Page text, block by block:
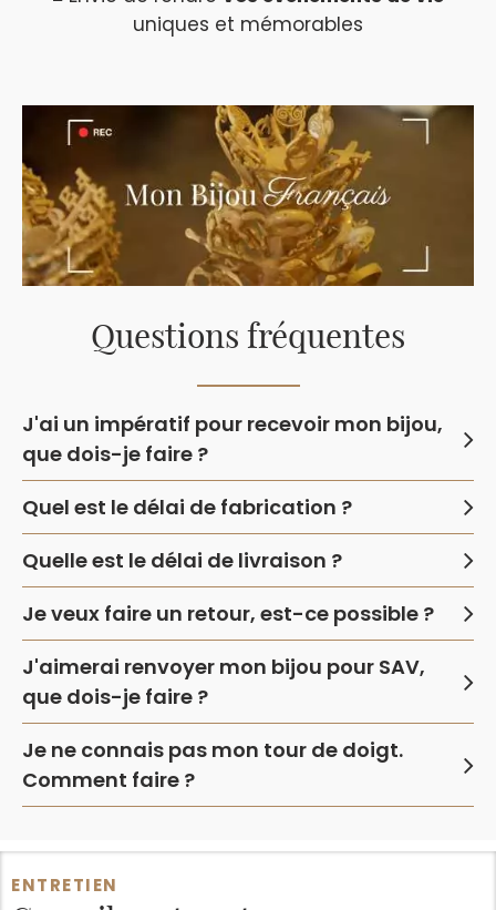
Questions fréquentes
J'ai un impératif pour recevoir mon bijou,
que dois-je faire ?
Quel est le délai de fabrication ?
Quelle est le délai de livraison ?
Je veux faire un retour, est-ce possible ?
J'aimerai renvoyer mon bijou pour SAV,
que dois-je faire ?
Je ne connais pas mon tour de doigt.
Comment faire ?
uniques et mémorables
ENTRETIEN